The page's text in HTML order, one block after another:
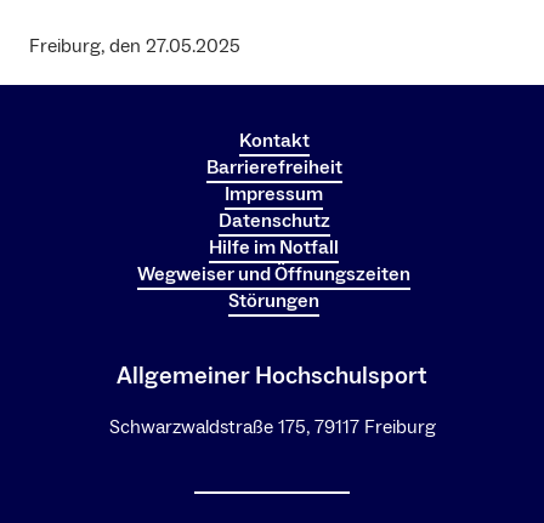
Freiburg, den 27.05.2025
Kontakt
Barrierefreiheit
Impressum
Datenschutz
Hilfe im Notfall
Wegweiser und Öffnungszeiten
Störungen
Allgemeiner Hochschulsport
Schwarzwaldstraße 175, 79117 Freiburg